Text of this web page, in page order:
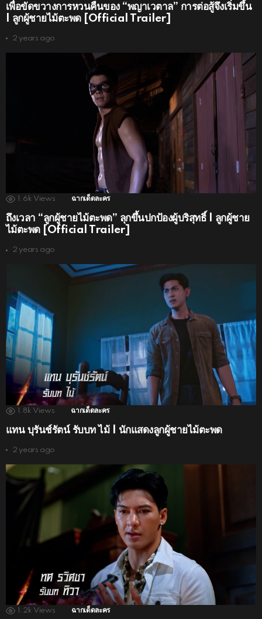
เพื่อขัดขวางการหวนคืนของ “พญาเวตาล” การต่อสู้จึงเริ่มขึ้น
| ลูกผู้ชายไม้ตะพด [Official Trailer]
2 years ago
1.6k Views ฉากเด็ดละคร
ถึงเวลา “ลูกผู้ชายไม้ตะพด” ลุกขึ้นปกป้องผู้บริสุทธิ์ | ลูกผู้ชาย
ไม้ตะพด [Official Trailer]
2 years ago
1.8k Views ฉากเด็ดละคร
แทน บุรันช์รัตน์ รับบท ไม้ | นักแสดงลูกผู้ชายไม้ตะพด
2 years ago
1.2k Views ฉากเด็ดละคร